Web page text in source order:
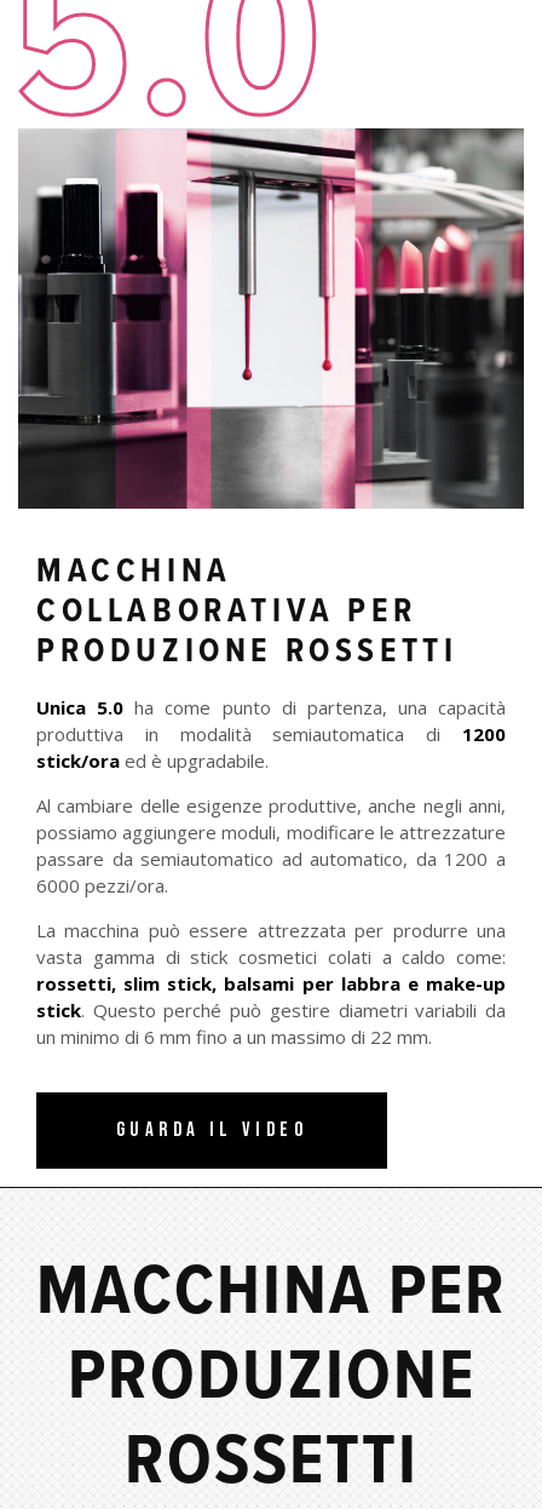
SOFT AND HARD MOULD
MACCHINA
COLLABORATIVA PER
PRODUZIONE ROSSETTI
Unica 5.0ha come punto di partenza, una capacità
produttiva in modalità semiautomatica di 1200
stick/ora ed è upgradabile.
Al cambiare delle esigenze produttive, anche negli anni,
possiamo aggiungere moduli, modificare le attrezzature
passare da semiautomatico ad automatico, da 1200 a
6000 pezzi/ora.
La macchina può essere attrezzata per produrre una
vasta gamma di stick cosmetici colati a caldo come:
rossetti, slim stick, balsami per labbra e make-up
stick. Questo perché può gestire diametri variabili da
un minimo di 6 mm fino a un massimo di 22 mm.
guarda il video
MACCHINA PER
PRODUZIONE
ROSSETTI